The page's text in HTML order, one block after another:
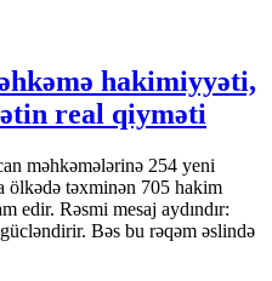
hakimiyyəti,
real qiyməti
məhkəmələrinə 254 yeni
ölkədə təxminən 705 hakim
edir. Rəsmi mesaj aydındır:
Bəs bu rəqəm əslində